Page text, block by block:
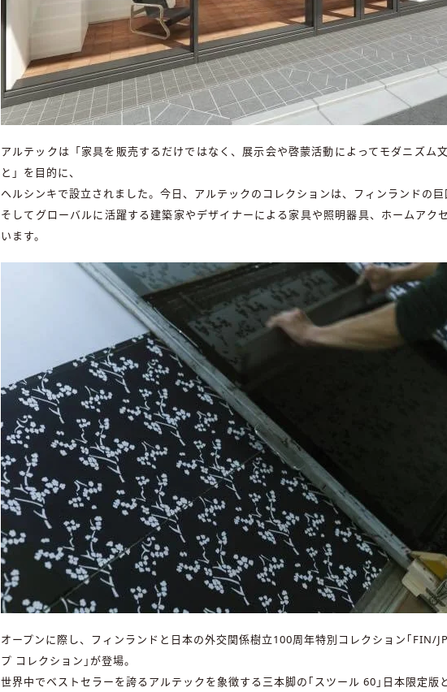
アルテックは「家具を販売するだけではなく、展示会や啓蒙活動によってモダニズム
と」を目的に、
ヘルシンキで設立されました。今日、アルテックのコレクションは、フィンランドの巨
そしてグローバルに活躍する建築家やデザイナーによる家具や照明器具、ホームアク
います。
オープンに際し、フィンランドと日本の外交関係樹立100周年特別コレクション｢FIN/
プ コレクション｣が登場。
世界中でベストセラーを誇るアルテックを象徴する三本脚の｢スツール 60｣日本限定版と